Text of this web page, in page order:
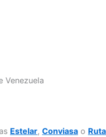
Venezuela
Estelar, Conviasa o